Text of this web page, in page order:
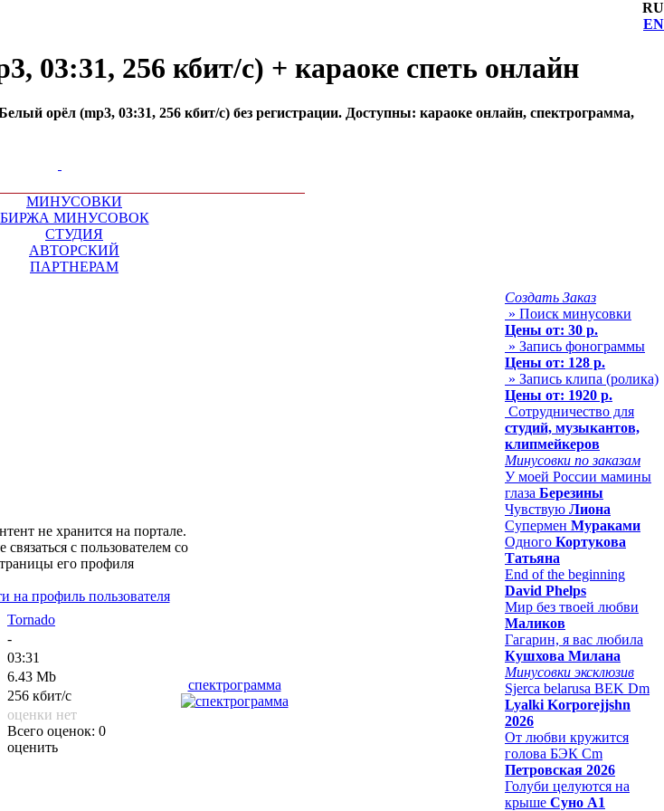
RU
EN
256 кбит/с) + караоке спеть онлайн
орёл (mp3, 03:31, 256 кбит/с) без регистрации. Доступны: караоке онлайн, спектрограмма,
МИНУСОВКИ
БИРЖА МИНУСОВОК
СТУДИЯ
АВТОРСКИЙ
ПАРТНЕРАМ
не хранится на портале.
с пользователем со
его профиля
на профиль пользователя
Tornado
-
спектрограмма
03:31
6.43 Mb
256 кбит/с
оценки нет
Всего оценок: 0
оценить
Создать Заказ
» Поиск минусовки
Цены от: 30 р.
» Запись фонограммы
Цены от: 128 р.
» Запись клипа (ролика)
Цены от: 1920 р.
Сотрудничество для
студий, музыкантов,
клипмейкеров
Минусовки по заказам
У моей России мамины
глаза Березины
Чувствую Лиона
Супермен Мураками
Одного Кортукова
Татьяна
End of the beginning
David Phelps
Мир без твоей любви
Маликов
Гагарин, я вас любила
Кушхова Милана
Минусовки эксклюзив
Sjerca belarusa BEK Dm
Lyalki Korporejjshn
2026
От любви кружится
голова БЭК Cm
Петровская 2026
Голуби целуются на
крыше Суно А1